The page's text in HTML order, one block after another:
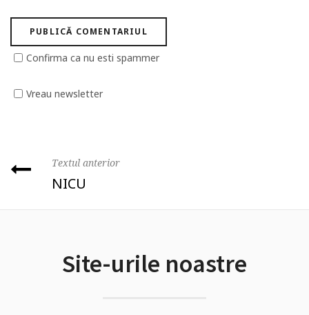
Confirma ca nu esti spammer
Vreau newsletter
Textul anterior
NICU
Site-urile noastre